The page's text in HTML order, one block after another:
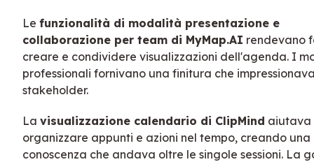
Le funzionalità di modalità presentazione e
collaborazione per team di MyMap.AI rendevano
creare e condividere visualizzazioni dell'agenda. I
professionali fornivano una finitura che
stakeholder.
La visualizzazione calendario di ClipMind aiutava
organizzare appunti e azioni nel tempo, creando una
conoscenza che andava oltre le singole sessioni. La